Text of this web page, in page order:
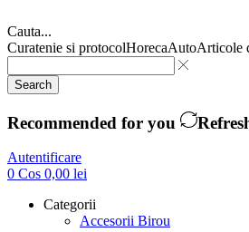
Cauta...
Curatenie si protocolHorecaAutoArticole
Search
Recommended for you
Autentificare
0 Cos 0,00 lei
Categorii
Accesorii Birou